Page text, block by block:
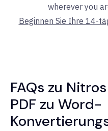
wherever you
Beginnen Sie Ihre 14-
FAQs zu
PDF zu Word-